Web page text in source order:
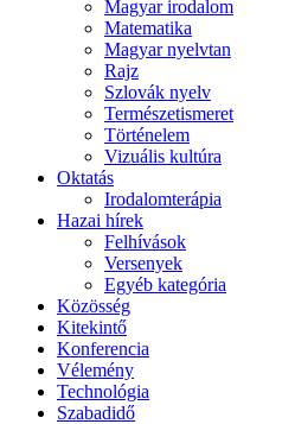
Magyar irodalom
Matematika
Magyar nyelvtan
Rajz
Szlovák nyelv
Természetismeret
Történelem
Vizuális kultúra
Oktatás
Irodalomterápia
Hazai hírek
Felhívások
Versenyek
Egyéb kategória
Közösség
Kitekintő
Konferencia
Vélemény
Technológia
Szabadidő